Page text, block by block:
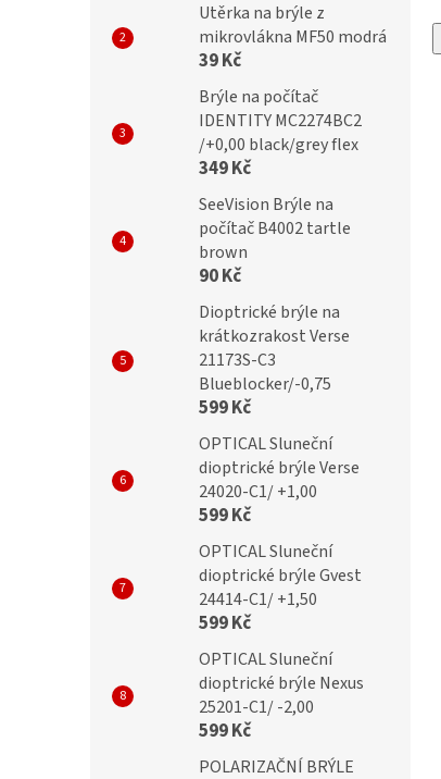
Utěrka na brýle z
mikrovlákna MF50 modrá
39 Kč
Brýle na počítač
IDENTITY MC2274BC2
/+0,00 black/grey flex
349 Kč
SeeVision Brýle na
počítač B4002 tartle
brown
90 Kč
Dioptrické brýle na
krátkozrakost Verse
21173S-C3
Blueblocker/-0,75
599 Kč
OPTICAL Sluneční
dioptrické brýle Verse
24020-C1/ +1,00
599 Kč
OPTICAL Sluneční
dioptrické brýle Gvest
24414-C1/ +1,50
599 Kč
OPTICAL Sluneční
dioptrické brýle Nexus
25201-C1/ -2,00
599 Kč
POLARIZAČNÍ BRÝLE
Polarizační brýle
PolarVision 70253 Cat 3
299 Kč